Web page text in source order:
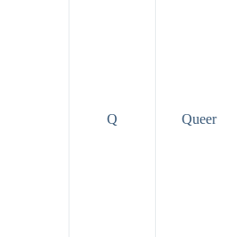
Q Queer